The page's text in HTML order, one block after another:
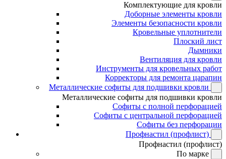
Комплектующие для кровли
Доборные элементы кровли
Элементы безопасности кровли
Кровельные уплотнители
Плоский лист
Дымники
Вентиляция для кровли
Инструменты для кровельных работ
Корректоры для ремонта царапин
Металлические софиты для подшивки кровли
Металлические софиты для подшивки кровли
Софиты с полной перфорацией
Софиты с центральной перфорацией
Софиты без перфорации
Профнастил (профлист)
Профнастил (профлист)
По марке